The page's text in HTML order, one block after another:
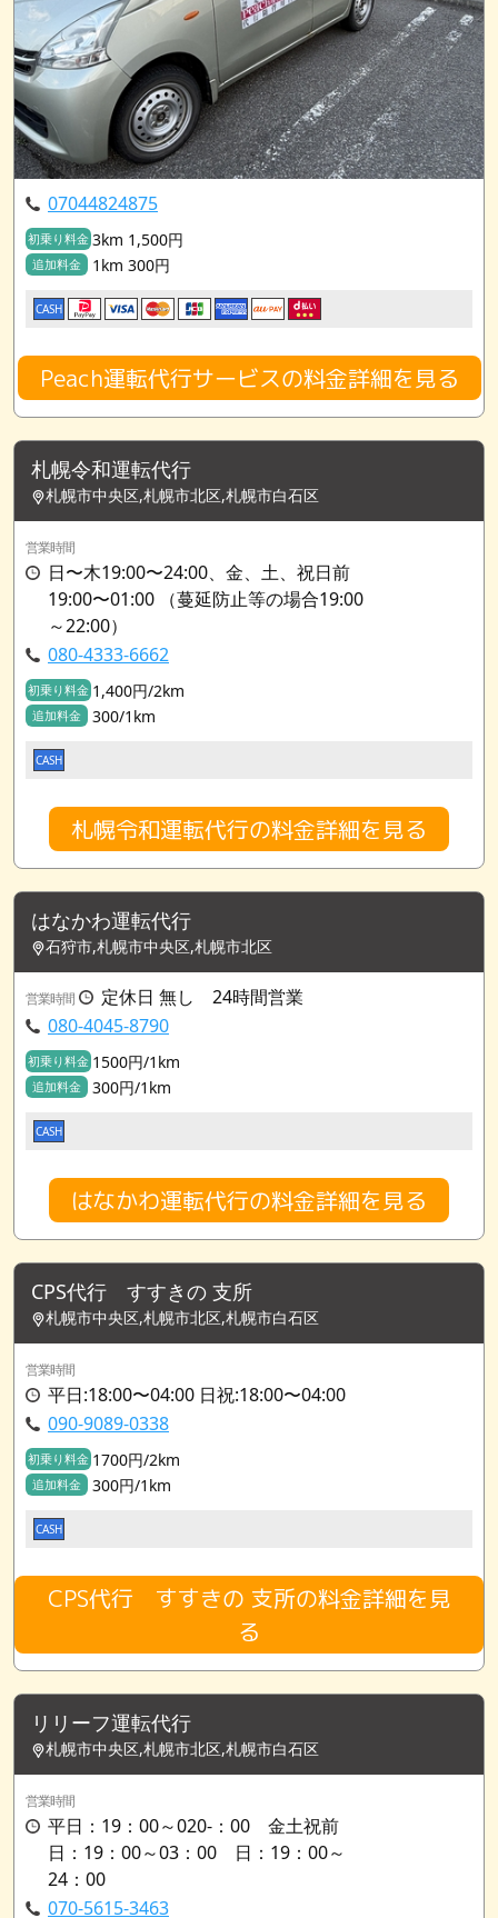
07044824875
初乗り料金 3km 1,500円
追加料金 1km 300円
CASH
Peach運転代行サービスの料金詳細を見る
札幌令和運転代行
札幌市中央区,札幌市北区,札幌市白石区
営業時間
日〜木19:00〜24:00、金、土、祝日前
19:00〜01:00 （蔓延防止等の場合19:00
～22:00）
080-4333-6662
初乗り料金 1,400円/2km
追加料金 300/1km
CASH
札幌令和運転代行の料金詳細を見る
はなかわ運転代行
石狩市,札幌市中央区,札幌市北区
営業時間
定休日 無し 24時間営業
080-4045-8790
初乗り料金 1500円/1km
追加料金 300円/1km
CASH
はなかわ運転代行の料金詳細を見る
CPS代行 すすきの 支所
札幌市中央区,札幌市北区,札幌市白石区
営業時間
平日:18:00〜04:00 日祝:18:00〜04:00
090-9089-0338
初乗り料金 1700円/2km
追加料金 300円/1km
CASH
CPS代行 すすきの 支所の料金詳細を見
る
リリーフ運転代行
札幌市中央区,札幌市北区,札幌市白石区
営業時間
平日：19：00～020-：00 金土祝前
日：19：00～03：00 日：19：00～
24：00
070-5615-3463